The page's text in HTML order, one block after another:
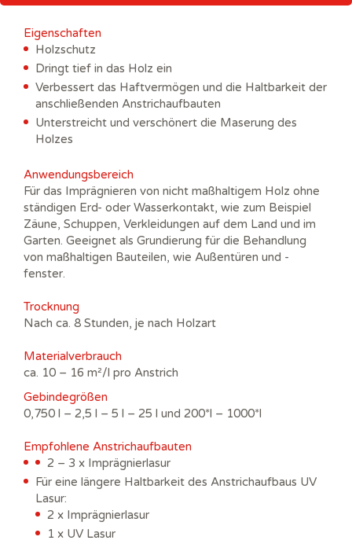
Eigenschaften
Holzschutz
Dringt tief in das Holz ein
Verbessert das Haftvermögen und die Haltbarkeit der
anschließenden Anstrichaufbauten
Unterstreicht und verschönert die Maserung des
Holzes
Anwendungsbereich
Für das Imprägnieren von nicht maßhaltigem Holz ohne
ständigen Erd- oder Wasserkontakt, wie zum Beispiel
Zäune, Schuppen, Verkleidungen auf dem Land und im
Garten. Geeignet als Grundierung für die Behandlung
von maßhaltigen Bauteilen, wie Außentüren und -
fenster.
Trocknung
Nach ca. 8 Stunden, je nach Holzart
Materialverbrauch
ca. 10 – 16 m²/l pro Anstrich
Gebindegrößen
0,750 l – 2,5 l – 5 l – 25 l und 200*l – 1000*l
Empfohlene Anstrichaufbauten
2 – 3 x Imprägnierlasur
Für eine längere Haltbarkeit des Anstrichaufbaus UV
Lasur:
2 x Imprägnierlasur
1 x UV Lasur